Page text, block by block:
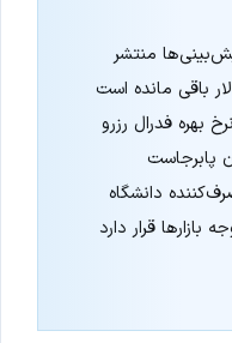
منتشر
باقی مانده است
بهره فدرال رزرو
دانشگاه
قرار دارد